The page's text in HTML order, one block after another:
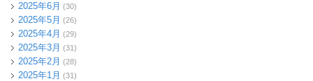
2025年6月 (30)
2025年5月 (26)
2025年4月 (29)
2025年3月 (31)
2025年2月 (28)
2025年1月 (31)